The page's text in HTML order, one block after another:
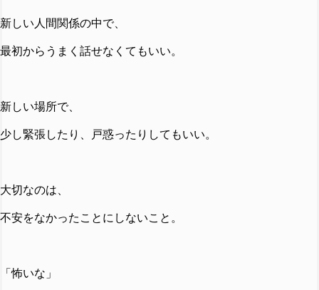
新しい人間関係の中で、
最初からうまく話せなくてもいい。
新しい場所で、
少し緊張したり、戸惑ったりしてもいい。
大切なのは、
不安をなかったことにしないこと。
「怖いな」